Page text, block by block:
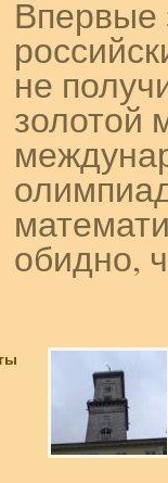
Впервые
не
золотой
обидно,